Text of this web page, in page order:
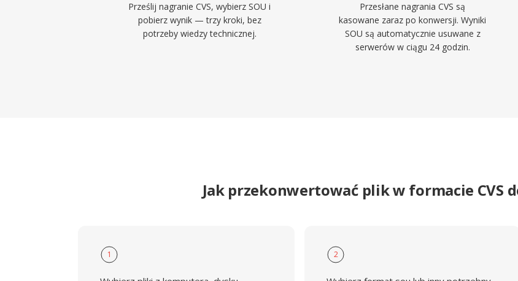
Prześlij nagranie CVS, wybierz SOU i
pobierz wynik — trzy kroki, bez
potrzeby wiedzy technicznej.
Przesłane nagrania CVS są
kasowane zaraz po konwersji. Wyniki
SOU są automatycznie usuwane z
serwerów w ciągu 24 godzin.
Jak przekonwertować plik w formacie CVS
1 2